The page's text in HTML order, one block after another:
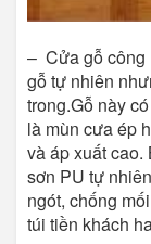
– Cửa gỗ công
gỗ tự nhiên
trong.Gỗ này
là mùn cưa ép
và áp xuất
sơn PU tự
ngót, chống
túi tiền khách